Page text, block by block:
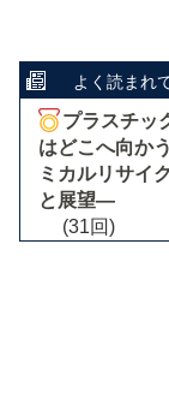
よく読まれ
プラスチッ
はどこへ向か
ミカルリサイ
と展望―
(31回)